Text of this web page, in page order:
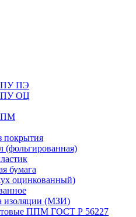
ПЭ
ОЦ
покрытия
(фольгированная)
бумага
оцинкованный)
изоляции (МЗИ)
ППМ ГОСТ Р 56227